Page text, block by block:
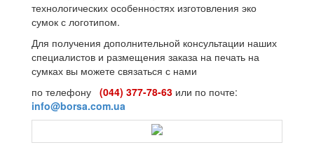
технологических особенностях изготовления эко
сумок с логотипом.
Для получения дополнительной консультации наших
специалистов и размещения заказа на печать на
сумках вы можете связаться с нами
по телефону (044) 377-78-63 или по почте:
info@borsa.com.ua